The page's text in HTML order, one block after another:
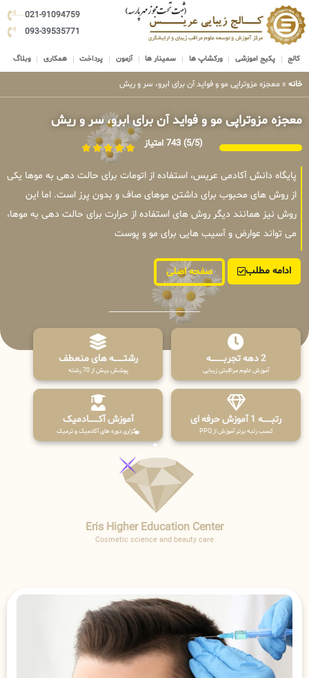
021-91094759
093-39535771
کالج پکیج اموزشی ورکشاپ ها سمینار ها آزمون پرداخت همکاری وبلاگ
خانه » معجزه مزوتراپی مو و فواید آن برای ابرو، سر و ریش
معجزه مزوتراپی مو و فواید آن برای ابرو، سر و ریش
(5/5) 743 امتیاز
پایگاه دانش آکادمی عریس، استفاده از اتومات برای حالت دهی به موها یکی
از روش های محبوب برای داشتن موهای صاف و بدون پرز است. اما این
روش نیز همانند دیگر روش های استفاده از حرارت برای حالت دهی به موها،
می تواند عوارض و آسیب هایی برای مو و پوست
ادامه مطلب صفحه اصلی
2 دهه تجربـــــــــه
آموزش علوم مراقبتی زیبایی
رشتـــــــه های منعطف
پوشش بیش از 70 رشته
رتبــــــه 1 آموزش حرفه ای
کسب رتبه برتر آموزش از PPQ
آموزش آکـــــــادمیک
برگزاری دوره های آکادمیک و ترمیک
Eris Higher Education Center
Cosmetic science and beauty care